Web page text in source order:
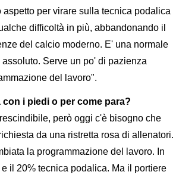
per virare sulla tecnica podalica
difficoltà in più, abbandonando il
del calcio moderno. E' una normale
Serve un po' di pazienza
del lavoro".
i piedi o per come para?
però oggi c'è bisogno che
da una ristretta rosa di allenatori.
la programmazione del lavoro. In
il 20% tecnica podalica. Ma il portiere